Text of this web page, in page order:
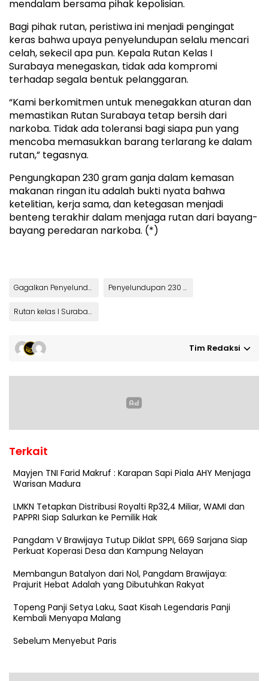
mendalam bersama pihak kepolisian.
Bagi pihak rutan, peristiwa ini menjadi pengingat
keras bahwa upaya penyelundupan selalu mencari
celah, sekecil apa pun. Kepala Rutan Kelas I
Surabaya menegaskan, tidak ada kompromi
terhadap segala bentuk pelanggaran.
“Kami berkomitmen untuk menegakkan aturan dan
memastikan Rutan Surabaya tetap bersih dari
narkoba. Tidak ada toleransi bagi siapa pun yang
mencoba memasukkan barang terlarang ke dalam
rutan,” tegasnya.
Pengungkapan 230 gram ganja dalam kemasan
makanan ringan itu adalah bukti nyata bahwa
ketelitian, kerja sama, dan ketegasan menjadi
benteng terakhir dalam menjaga rutan dari bayang-
bayang peredaran narkoba. (*)
Gagalkan Penyelundupan Narkoba Penyelundupan 230 Gram Ganja Lewat Camilan
Rutan kelas I Surabaya
Tim Redaksi
Terkait
Mayjen TNI Farid Makruf : Karapan Sapi Piala AHY Menjaga
Warisan Madura
LMKN Tetapkan Distribusi Royalti Rp32,4 Miliar, WAMI dan
PAPPRI Siap Salurkan ke Pemilik Hak
Pangdam V Brawijaya Tutup Diklat SPPI, 669 Sarjana Siap
Perkuat Koperasi Desa dan Kampung Nelayan
Membangun Batalyon dari Nol, Pangdam Brawijaya:
Prajurit Hebat Adalah yang Dibutuhkan Rakyat
Topeng Panji Setya Laku, Saat Kisah Legendaris Panji
Kembali Menyapa Malang
Sebelum Menyebut Paris